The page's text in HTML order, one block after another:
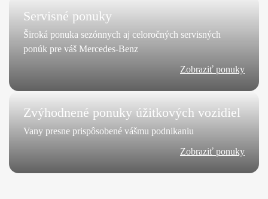
Servisné ponuky
Široká ponuka sezónnych aj celoročných servisných
ponúk pre váš Mercedes-Benz
Zobraziť ponuky
Zvýhodnené ponuky úžitkových vozidiel
Vany presne prispôsobené vášmu podnikaniu
Zobraziť ponuky